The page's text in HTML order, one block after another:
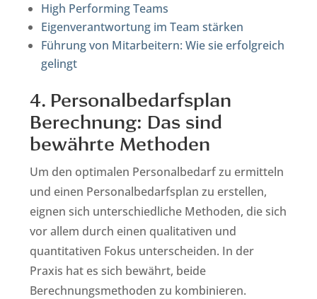
High Performing Teams
Eigenverantwortung im Team stärken
Führung von Mitarbeitern: Wie sie erfolgreich
gelingt
4. Personalbedarfsplan
Berechnung: Das sind
bewährte Methoden
Um den optimalen Personalbedarf zu ermitteln
und einen Personalbedarfsplan zu erstellen,
eignen sich unterschiedliche Methoden, die sich
vor allem durch einen qualitativen und
quantitativen Fokus unterscheiden. In der
Praxis hat es sich bewährt, beide
Berechnungsmethoden zu kombinieren.